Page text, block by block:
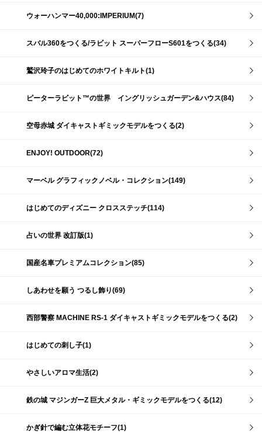
ウォーハンマー40,000:IMPERIUM(7)
スバル360をつくる/ラビット スーパーフローS601をつくる(34)
鷲沢玲子のはじめてのホワイトキルト(1)
ピーターラビット™の世界 イングリッシュガーデン&ハウス(84)
空母赤城 ダイキャストギミックモデルをつくる(2)
ENJOY! OUTDOOR(72)
マーベル グラフィックノベル・コレクション(149)
はじめてのディズニー クロスステッチ(114)
占いの世界 改訂版(1)
国産名車プレミアムコレクション(85)
しあわせを願う つるし飾り(69)
西部警察 MACHINE RS-1 ダイキャストギミックモデルをつくる(2)
はじめての刺し子(1)
やさしいアロマ生活(2)
鉄の城 マジンガーZ 巨大メタル・ギミックモデルをつくる(12)
かぎ針で編む立体花モチーフ(1)